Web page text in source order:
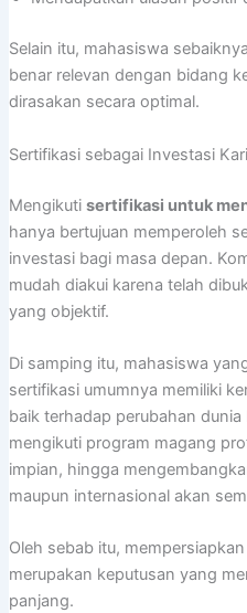
Selain itu, mahasiswa
benar relevan dengan bidang
dirasakan secara optimal.
Sertifikasi sebagai Investasi
Mengikuti sertifikasi untuk
hanya bertujuan memperoleh
investasi bagi masa depan.
mudah diakui karena telah
yang objektif.
Di samping itu, mahasiswa
sertifikasi umumnya memiliki
baik terhadap perubahan
mengikuti program magang
impian, hingga
maupun internasional akan
Oleh sebab itu,
merupakan keputusan yang
panjang.